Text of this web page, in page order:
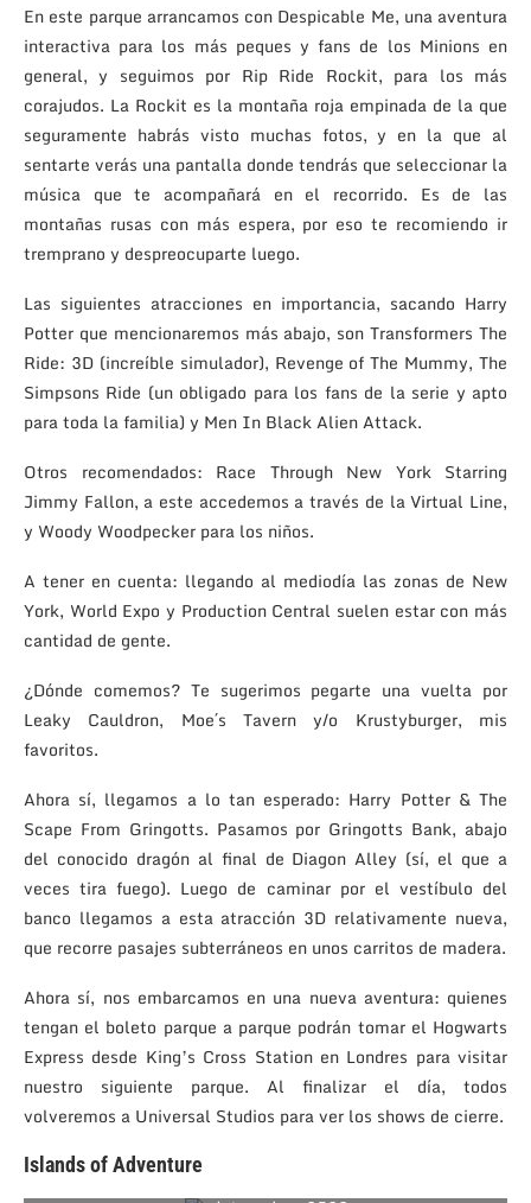
En este parque arrancamos con Despicable Me, una aventura
interactiva para los más peques y fans de los Minions en
general, y seguimos por Rip Ride Rockit, para los más
corajudos. La Rockit es la montaña roja empinada de la que
seguramente habrás visto muchas fotos, y en la que al
sentarte verás una pantalla donde tendrás que seleccionar la
música que te acompañará en el recorrido. Es de las
montañas rusas con más espera, por eso te recomiendo ir
tremprano y despreocuparte luego.
Las siguientes atracciones en importancia, sacando Harry
Potter que mencionaremos más abajo, son Transformers The
Ride: 3D (increíble simulador), Revenge of The Mummy, The
Simpsons Ride (un obligado para los fans de la serie y apto
para toda la familia) y Men In Black Alien Attack.
Otros recomendados: Race Through New York Starring
Jimmy Fallon, a este accedemos a través de la Virtual Line,
y Woody Woodpecker para los niños.
A tener en cuenta: llegando al mediodía las zonas de New
York, World Expo y Production Central suelen estar con más
cantidad de gente.
¿Dónde comemos? Te sugerimos pegarte una vuelta por
Leaky Cauldron, Moe´s Tavern y/o Krustyburger, mis
favoritos.
Ahora sí, llegamos a lo tan esperado: Harry Potter & The
Scape From Gringotts. Pasamos por Gringotts Bank, abajo
del conocido dragón al final de Diagon Alley (sí, el que a
veces tira fuego). Luego de caminar por el vestíbulo del
banco llegamos a esta atracción 3D relativamente nueva,
que recorre pasajes subterráneos en unos carritos de madera.
Ahora sí, nos embarcamos en una nueva aventura: quienes
tengan el boleto parque a parque podrán tomar el Hogwarts
Express desde King’s Cross Station en Londres para visitar
nuestro siguiente parque. Al finalizar el día, todos
volveremos a Universal Studios para ver los shows de cierre.
Islands of Adventure